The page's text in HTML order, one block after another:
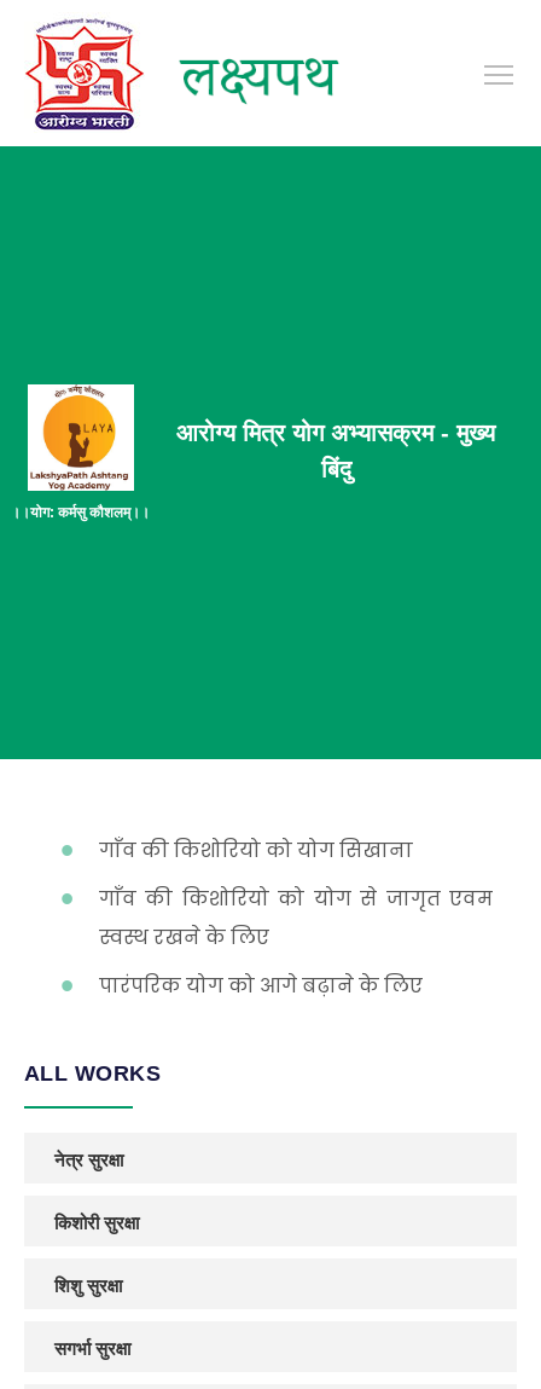
।।योग: कर्मसु कौशलम्।।
आरोग्य मित्र योग अभ्यासक्रम - मुख्य
बिंदु
गाँव की किशोरियो को योग सिखाना
गाँव की किशोरियो को योग से जागृत एवम
स्वस्थ रखने के लिए
पारंपरिक योग को आगे बढ़ाने के लिए
ALL WORKS
नेत्र सुरक्षा
किशोरी सुरक्षा
शिशु सुरक्षा
सगर्भा सुरक्षा